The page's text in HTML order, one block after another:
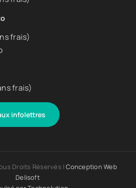
frais)
frais)
infolettres
Droits Réservés |Conception Web
Delisoft